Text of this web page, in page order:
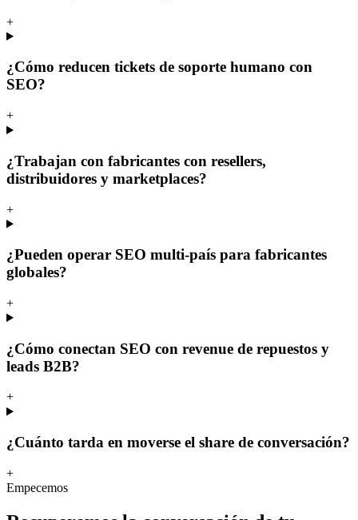
+
¿Cómo reducen tickets de soporte humano con
SEO?
+
¿Trabajan con fabricantes con resellers,
distribuidores y marketplaces?
+
¿Pueden operar SEO multi-país para fabricantes
globales?
+
¿Cómo conectan SEO con revenue de repuestos y
leads B2B?
+
¿Cuánto tarda en moverse el share de conversación?
+
Empecemos